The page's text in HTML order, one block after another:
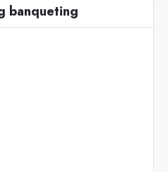
banqueting